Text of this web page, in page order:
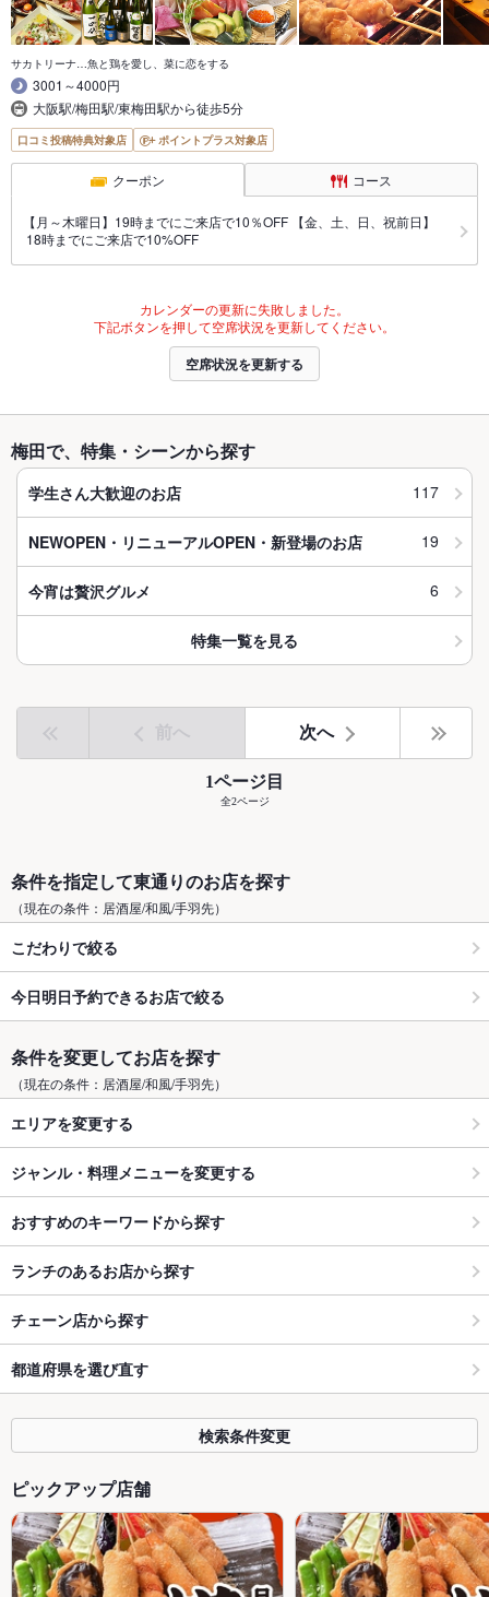
サカトリーナ…魚と鶏を愛し、菜に恋をする
3001～4000円
大阪駅/梅田駅/東梅田駅から徒歩5分
口コミ投稿特典対象店 ポイントプラス対象店
クーポン コース
【月～木曜日】19時までにご来店で10％OFF 【金、土、日、祝前日】
18時までにご来店で10%OFF
カレンダーの更新に失敗しました。
下記ボタンを押して空席状況を更新してください。
空席状況を更新する
梅田で、特集・シーンから探す
学生さん大歓迎のお店 117
NEWOPEN・リニューアルOPEN・新登場のお店 19
今宵は贅沢グルメ 6
特集一覧を見る
前へ 次へ
1ページ目
全2ページ
条件を指定して東通りのお店を探す
（現在の条件：居酒屋/和風/手羽先）
こだわりで絞る
今日明日予約できるお店で絞る
条件を変更してお店を探す
（現在の条件：居酒屋/和風/手羽先）
エリアを変更する
ジャンル・料理メニューを変更する
おすすめのキーワードから探す
ランチのあるお店から探す
チェーン店から探す
都道府県を選び直す
検索条件変更
ピックアップ店舗